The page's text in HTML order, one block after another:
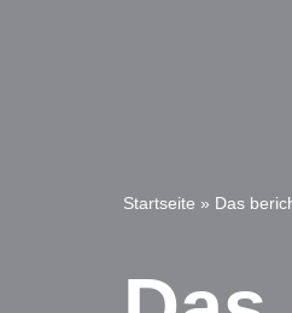
Startseite » Das